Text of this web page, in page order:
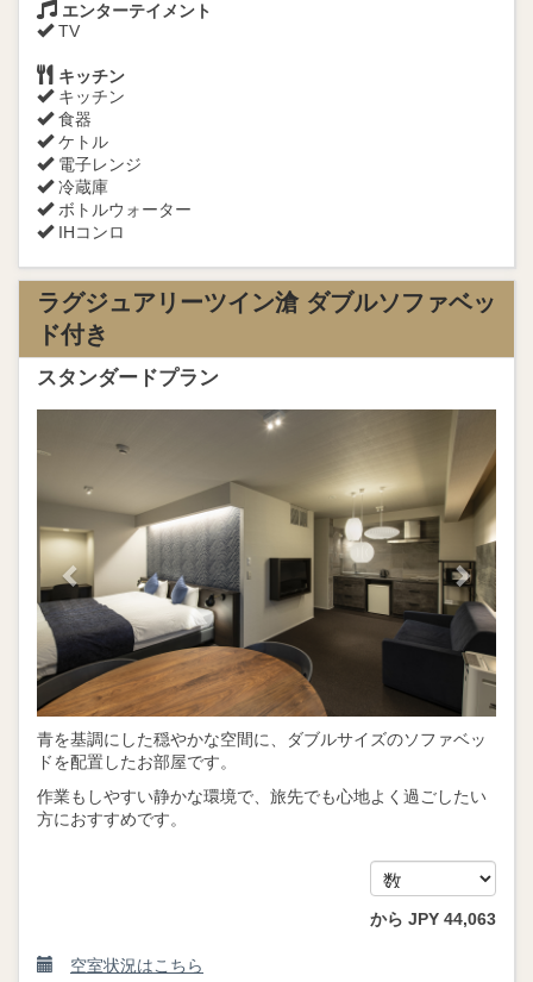
エンターテイメント
TV
キッチン
キッチン
食器
ケトル
電子レンジ
冷蔵庫
ボトルウォーター
IHコンロ
ラグジュアリーツイン滄 ダブルソファベッ
ド付き
スタンダードプラン
青を基調にした穏やかな空間に、ダブルサイズのソファベッ
ドを配置したお部屋です。
作業もしやすい静かな環境で、旅先でも心地よく過ごしたい
方におすすめです。
から JPY 44,063
空室状況はこちら